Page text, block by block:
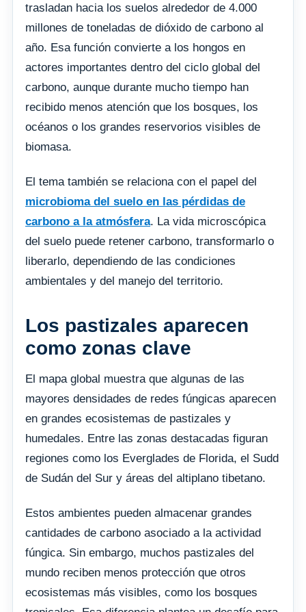
trasladan hacia los suelos alrededor de 4.000
millones de toneladas de dióxido de carbono al
año. Esa función convierte a los hongos en
actores importantes dentro del ciclo global del
carbono, aunque durante mucho tiempo han
recibido menos atención que los bosques, los
océanos o los grandes reservorios visibles de
biomasa.
El tema también se relaciona con el papel del
microbioma del suelo en las pérdidas de
carbono a la atmósfera. La vida microscópica
del suelo puede retener carbono, transformarlo o
liberarlo, dependiendo de las condiciones
ambientales y del manejo del territorio.
Los pastizales aparecen
como zonas clave
El mapa global muestra que algunas de las
mayores densidades de redes fúngicas aparecen
en grandes ecosistemas de pastizales y
humedales. Entre las zonas destacadas figuran
regiones como los Everglades de Florida, el Sudd
de Sudán del Sur y áreas del altiplano tibetano.
Estos ambientes pueden almacenar grandes
cantidades de carbono asociado a la actividad
fúngica. Sin embargo, muchos pastizales del
mundo reciben menos protección que otros
ecosistemas más visibles, como los bosques